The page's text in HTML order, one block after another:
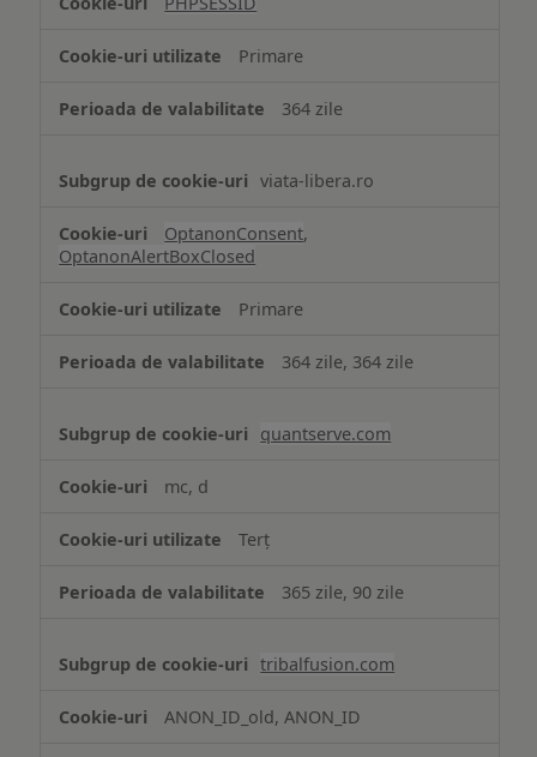
Cookie
necesare
Primare
364 zile
viata-libera.ro
OptanonConsent,
OptanonAlertBoxClosed
Primare
364 zile, 364 zile
quantserve.com
mc, d
Terț
365 zile, 90 zile
tribalfusion.com
ANON_ID_old, ANON_ID